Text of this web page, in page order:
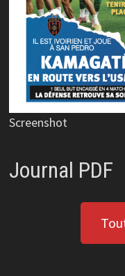
Screenshot
Journal PDF